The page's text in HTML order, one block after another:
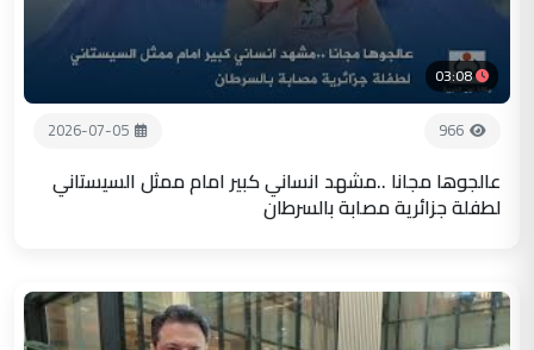
03:08
966
2026-07-05
عالجوها مجانا ..مشهد انساني كبير امام ممثل السيستاني
لطفلة جزائرية مصابة بالسرطان